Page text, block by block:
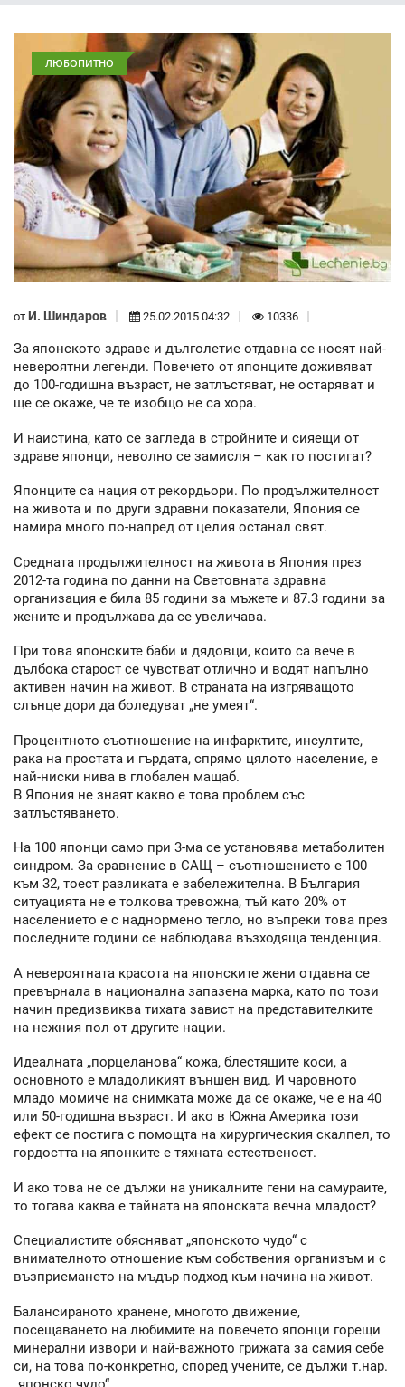
ЛЮБОПИТНО
от И. Шиндаров 25.02.2015 04:32 10336
За японското здраве и дълголетие отдавна се носят най-
невероятни легенди. Повечето от японците доживяват
до 100-годишна възраст, не затлъстяват, не остаряват и
ще се окаже, че те изобщо не са хора.
И наистина, като се загледа в стройните и сияещи от
здраве японци, неволно се замисля – как го постигат?
Японците са нация от рекордьори. По продължителност
на живота и по други здравни показатели, Япония се
намира много по-напред от целия останал свят.
Средната продължителност на живота в Япония през
2012-та година по данни на Световната здравна
организация е била 85 години за мъжете и 87.3 години за
жените и продължава да се увеличава.
При това японските баби и дядовци, които са вече в
дълбока старост се чувстват отлично и водят напълно
активен начин на живот. В страната на изгряващото
слънце дори да боледуват „не умеят“.
Процентното съотношение на инфарктите, инсултите,
рака на простата и гърдата, спрямо цялото население, е
най-ниски нива в глобален мащаб.
В Япония не знаят какво е това проблем със
затлъстяването.
На 100 японци само при 3-ма се установява метаболитен
синдром. За сравнение в САЩ – съотношението е 100
към 32, тоест разликата е забележителна. В България
ситуацията не е толкова тревожна, тъй като 20% от
населението е с наднормено тегло, но въпреки това през
последните години се наблюдава възходяща тенденция.
А невероятната красота на японските жени отдавна се
превърнала в национална запазена марка, като по този
начин предизвиква тихата завист на представителките
на нежния пол от другите нации.
Идеалната „порцеланова“ кожа, блестящите коси, а
основното е младоликият външен вид. И чаровното
младо момиче на снимката може да се окаже, че е на 40
или 50-годишна възраст. И ако в Южна Америка този
ефект се постига с помощта на хирургическия скалпел, то
гордостта на японките е тяхната естественост.
И ако това не се дължи на уникалните гени на самураите,
то тогава каква е тайната на японската вечна младост?
Специалистите обясняват „японското чудо“ с
внимателното отношение към собствения организъм и с
възприемането на мъдър подход към начина на живот.
Балансираното хранене, многото движение,
посещаването на любимите на повечето японци горещи
минерални извори и най-важното грижата за самия себе
си, на това по-конкретно, според учените, се дължи т.нар.